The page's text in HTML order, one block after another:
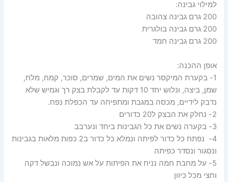
למילוי גבינה:
200 גרם גבינה צהובה
200 גרם גבינה בולגרית
200 גרם גבינה חמד
אופן ההכנה:
1- בקערת המיקסר נשים את המים, שמרים, סוכר, קמח, מלח,
שמן, ביצה, ונלוש יחד 10 דקות עד לקבלת בצק רך וגמיש שלא
נדבק לידיים, מכסה במגבת ומתפיחה עד הכפלת נפח.
2- נחלק את הבצק ל20 כדורים
3- בקערה נשים את כל הגבינות ביחד ונערבב
4- נפתח כל כדור לפיתה ונמלא כל כדור ב2 כפות מלאות בגבינות
ונסגור ונסדר כפיתה
5- על מחבת חמה נניח את הפיתות על אש נמוכה ונבשל דקה
וחצי מכל כיוון